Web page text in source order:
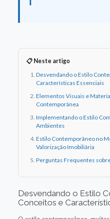
📋 Neste artigo
Desvendando o Estilo
Características Essenciais
Elementos Visuais e
Contemporânea
Implementando o Estilo
Ambientes
Estilo Contemporâneo no
Valorização Imobiliária
Perguntas Frequentes
Desvendando o Estilo
Conceitos e